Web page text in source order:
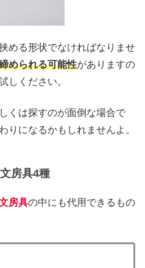
める形状でなければなりませ
められる可能性がありますの
しください。
くは探すのが面倒な場合で
りになるかもしれませんよ。
房具4種
房具の中にも代用できるもの